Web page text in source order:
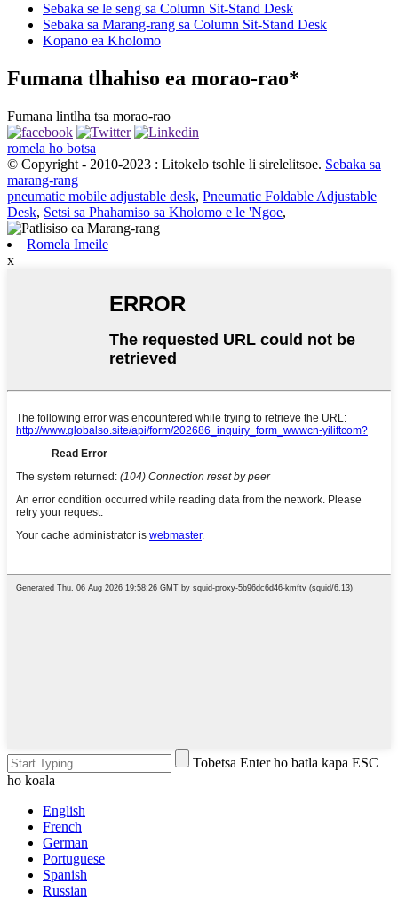
Sebaka se le seng sa Column Sit-Stand Desk
Sebaka sa Marang-rang sa Column Sit-Stand Desk
Kopano ea Kholomo
Fumana tlhahiso ea morao-rao*
Fumana lintlha tsa morao-rao
romela ho botsa
© Copyright - 2010-2023 : Litokelo tsohle li sirelelitsoe. Sebaka sa
marang-rang
pneumatic mobile adjustable desk, Pneumatic Foldable Adjustable
Desk, Setsi sa Phahamiso sa Kholomo e le 'Ngoe,
Romela Imeile
x
Tobetsa Enter ho batla kapa ESC
ho koala
English
French
German
Portuguese
Spanish
Russian